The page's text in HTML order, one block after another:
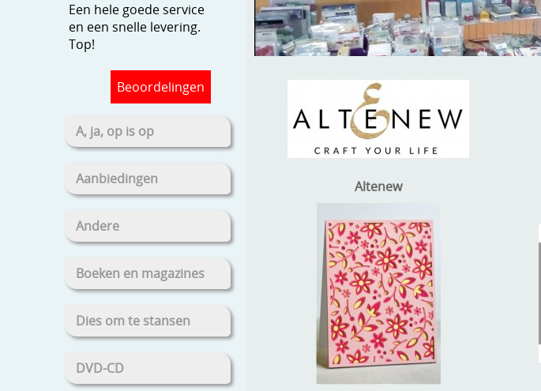
Een hele goede service
en een snelle levering.
Top!
Beoordelingen
A, ja, op is op
Aanbiedingen
Andere
Boeken en magazines
Dies om te stansen
DVD-CD
Altenew